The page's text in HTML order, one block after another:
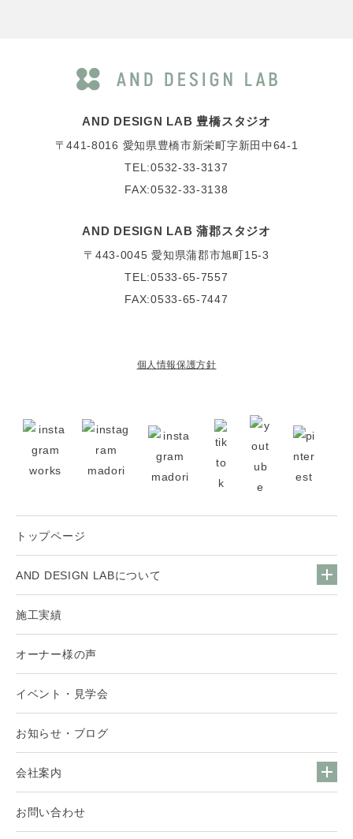
AND DESIGN LAB 豊橋スタジオ
〒441-8016 愛知県豊橋市新栄町字新田中64-1
TEL:0532-33-3137
FAX:0532-33-3138
AND DESIGN LAB 蒲郡スタジオ
〒443-0045 愛知県蒲郡市旭町15-3
TEL:0533-65-7557
FAX:0533-65-7447
個人情報保護方針
トップページ
AND DESIGN LABについて
施工実績
オーナー様の声
イベント・見学会
お知らせ・ブログ
会社案内
お問い合わせ